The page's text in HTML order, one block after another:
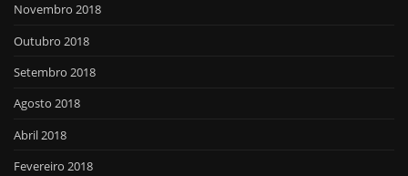
Novembro 2018
Outubro 2018
Setembro 2018
Agosto 2018
Abril 2018
Fevereiro 2018